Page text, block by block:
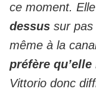
ce moment.
dessus sur pas
même à la
préfère
Vittorio donc